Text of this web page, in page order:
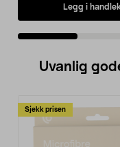
Legg i
Uvanlig
Sjekk prisen